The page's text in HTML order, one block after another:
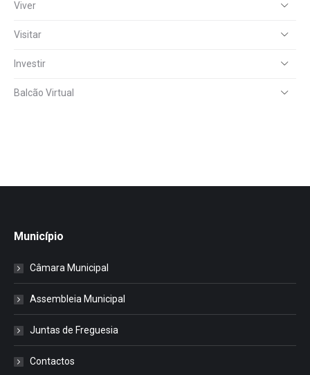
Viver
Visitar
Investir
Balcão Virtual
Município
Câmara Municipal
Assembleia Municipal
Juntas de Freguesia
Contactos